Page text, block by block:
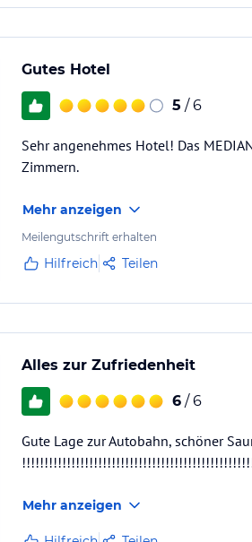
Gutes Hotel
5 / 6
Sehr angenehmes Hotel! Das
Zimmern.
Mehr anzeigen
Meilengutschrift erhalten
Hilfreich Teilen
Alles zur Zufriedenheit
6 / 6
Gute Lage zur Autobahn, schöner
Mehr anzeigen